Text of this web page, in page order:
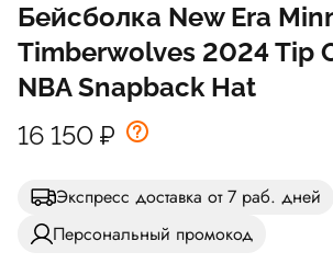
Бейсболка New Era
Timberwolves 2024 Tip
NBA Snapback Hat
16 150 ₽
Экспресс доставка от 7 раб. дней
Персональный промокод